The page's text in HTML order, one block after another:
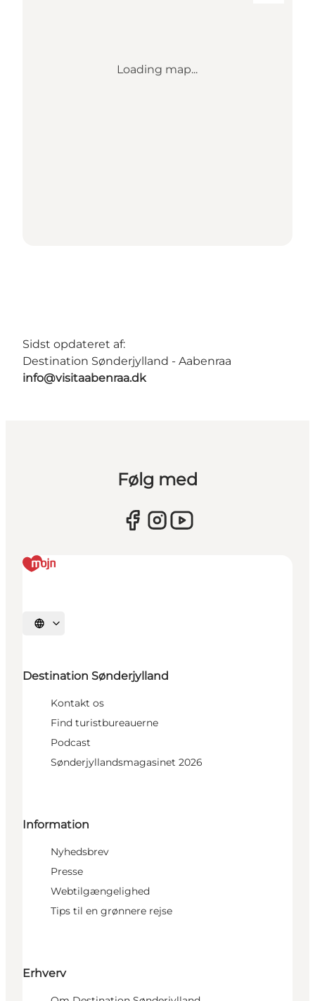
Loading map...
Sidst opdateret af:
Destination Sønderjylland - Aabenraa
info@visitaabenraa.dk
Følg med
Vælg sprog
Destination Sønderjylland
Kontakt os
Find turistbureauerne
Podcast
Sønderjyllandsmagasinet 2026
Information
Nyhedsbrev
Presse
Webtilgængelighed
Tips til en grønnere rejse
Erhverv